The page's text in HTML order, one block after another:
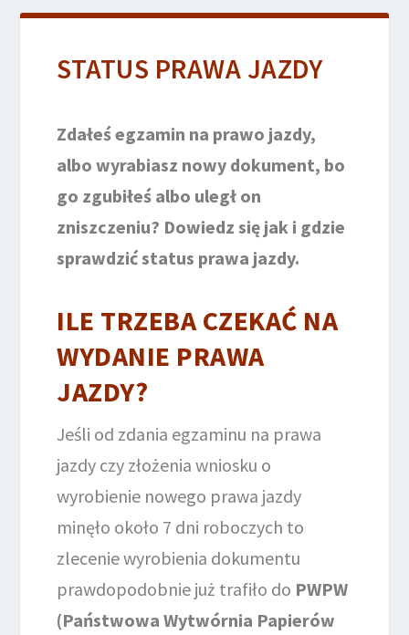
STATUS PRAWA JAZDY
Zdałeś egzamin na prawo jazdy,
albo wyrabiasz nowy dokument, bo
go zgubiłeś albo uległ on
zniszczeniu? Dowiedz się jak i gdzie
sprawdzić status prawa jazdy.
ILE TRZEBA CZEKAĆ NA
WYDANIE PRAWA
JAZDY?
Jeśli od zdania egzaminu na prawa
jazdy czy złożenia wniosku o
wyrobienie nowego prawa jazdy
minęło około 7 dni roboczych to
zlecenie wyrobienia dokumentu
prawdopodobnie już trafiło do PWPW
(Państwowa Wytwórnia Papierów